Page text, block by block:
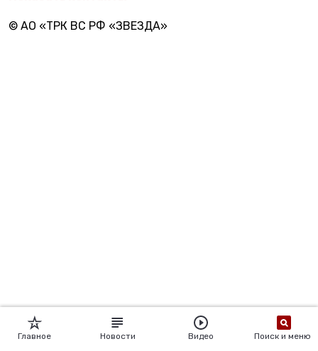
© АО «ТРК ВС РФ «ЗВЕЗДА»
Главное Новости Видео Поиск и меню